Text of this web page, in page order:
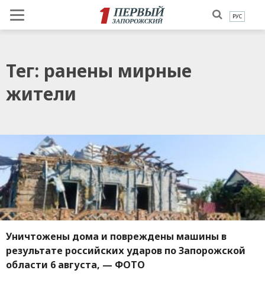
РУС
Тег: ранены мирные
жители
Уничтожены дома и повреждены машины в
результате российских ударов по Запорожской
области 6 августа, — ФОТО